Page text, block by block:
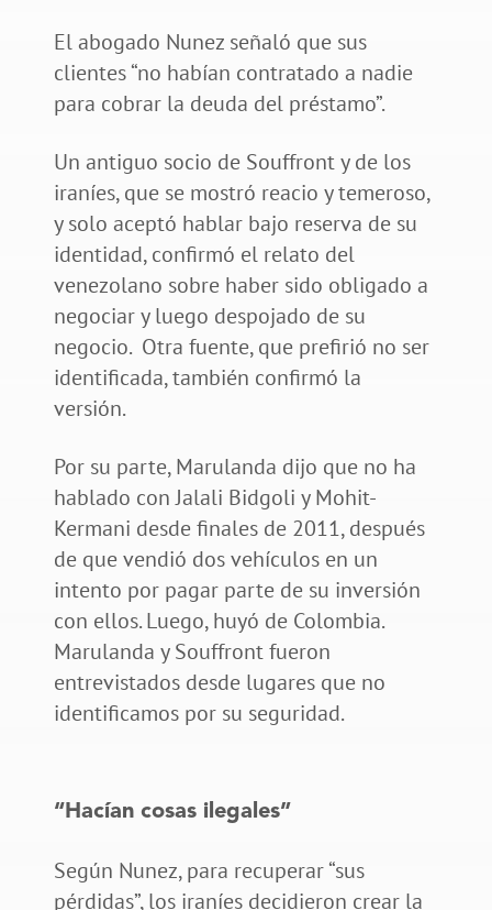
El abogado Nunez señaló que sus
clientes “no habían contratado a nadie
para cobrar la deuda del préstamo”.
Un antiguo socio de Souffront y de los
iraníes, que se mostró reacio y temeroso,
y solo aceptó hablar bajo reserva de su
identidad, confirmó el relato del
venezolano sobre haber sido obligado a
negociar y luego despojado de su
negocio. Otra fuente, que prefirió no ser
identificada, también confirmó la
versión.
Por su parte, Marulanda dijo que no ha
hablado con Jalali Bidgoli y Mohit-
Kermani desde finales de 2011, después
de que vendió dos vehículos en un
intento por pagar parte de su inversión
con ellos. Luego, huyó de Colombia.
Marulanda y Souffront fueron
entrevistados desde lugares que no
identificamos por su seguridad.
“Hacían cosas ilegales”
Según Nunez, para recuperar “sus
pérdidas”, los iraníes decidieron crear la